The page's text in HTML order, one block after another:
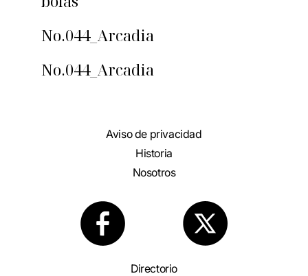
No.044_Arcadia
No.044_Arcadia
Aviso de privacidad
Historia
Nosotros
Directorio